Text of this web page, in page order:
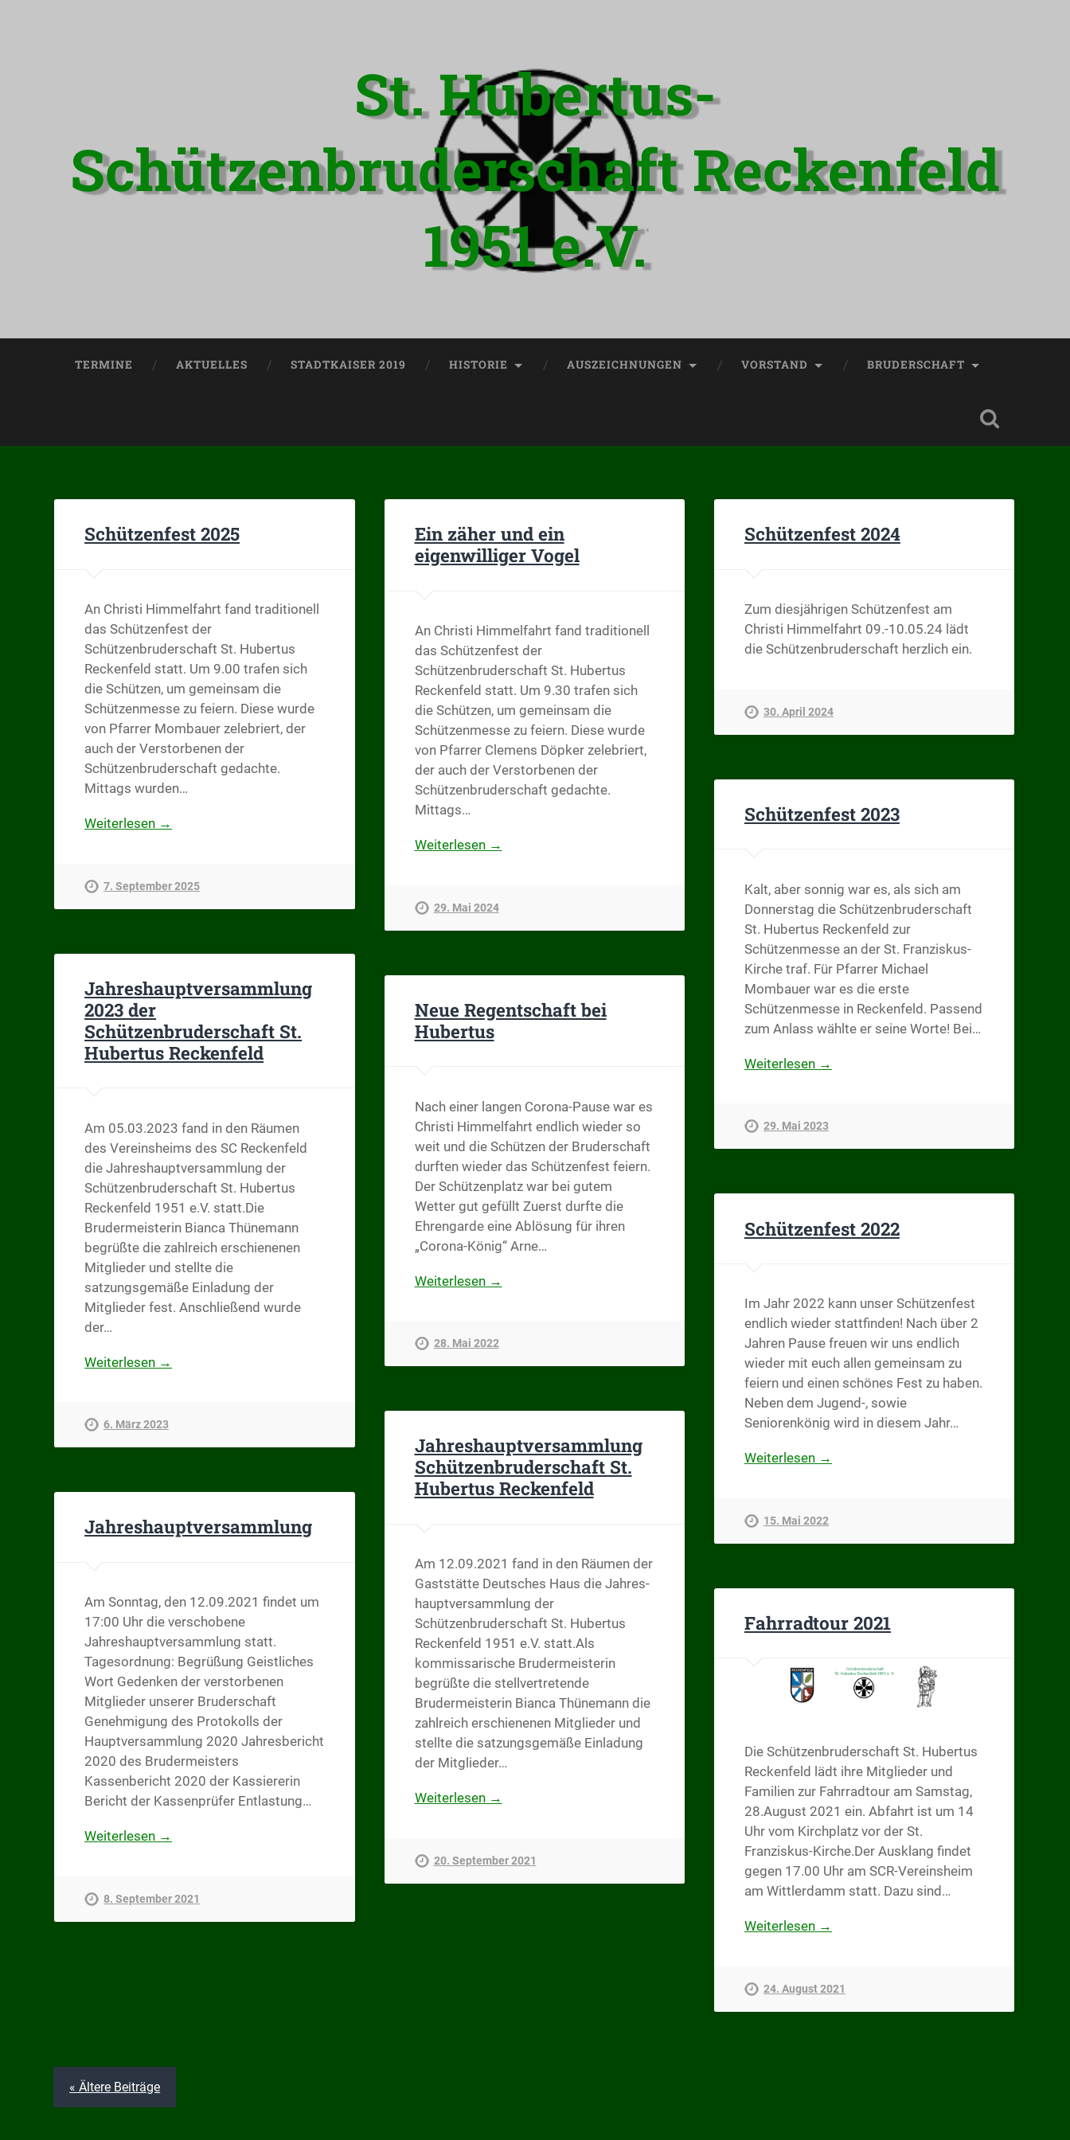
St. Hubertus-
Schützenbruderschaft Reckenfeld
1951 e.V.
TERMINE AKTUELLES STADTKAISER 2019 HISTORIE AUSZEICHNUNGEN VORSTAND BRUDERSCHAFT
Schützenfest 2025
An Christi Himmelfahrt fand traditionell
das Schützenfest der
Schützenbruderschaft St. Hubertus
Reckenfeld statt. Um 9.00 trafen sich
die Schützen, um gemeinsam die
Schützenmesse zu feiern. Diese wurde
von Pfarrer Mombauer zelebriert, der
auch der Verstorbenen der
Schützenbruderschaft gedachte.
Mittags wurden…
Weiterlesen →
7. September 2025
Ein zäher und ein
eigenwilliger Vogel
An Christi Himmelfahrt fand traditionell
das Schützenfest der
Schützenbruderschaft St. Hubertus
Reckenfeld statt. Um 9.30 trafen sich
die Schützen, um gemeinsam die
Schützenmesse zu feiern. Diese wurde
von Pfarrer Clemens Döpker zelebriert,
der auch der Verstorbenen der
Schützenbruderschaft gedachte.
Mittags…
Weiterlesen →
29. Mai 2024
Schützenfest 2024
Zum diesjährigen Schützenfest am
Christi Himmelfahrt 09.-10.05.24 lädt
die Schützenbruderschaft herzlich ein.
30. April 2024
Schützenfest 2023
Kalt, aber sonnig war es, als sich am
Donnerstag die Schützenbruderschaft
St. Hubertus Reckenfeld zur
Schützenmesse an der St. Franziskus-
Kirche traf. Für Pfarrer Michael
Mombauer war es die erste
Schützenmesse in Reckenfeld. Passend
zum Anlass wählte er seine Worte! Bei…
Weiterlesen →
29. Mai 2023
Jahreshauptversammlung
2023 der
Schützenbruderschaft St.
Hubertus Reckenfeld
Am 05.03.2023 fand in den Räumen
des Vereinsheims des SC Reckenfeld
die Jahreshauptversammlung der
Schützenbruderschaft St. Hubertus
Reckenfeld 1951 e.V. statt.Die
Brudermeisterin Bianca Thünemann
begrüßte die zahlreich erschienenen
Mitglieder und stellte die
satzungsgemäße Einladung der
Mitglieder fest. Anschließend wurde
der…
Weiterlesen →
6. März 2023
Neue Regentschaft bei
Hubertus
Nach einer langen Corona-Pause war es
Christi Himmelfahrt endlich wieder so
weit und die Schützen der Bruderschaft
durften wieder das Schützenfest feiern.
Der Schützenplatz war bei gutem
Wetter gut gefüllt Zuerst durfte die
Ehrengarde eine Ablösung für ihren
„Corona-König“ Arne…
Weiterlesen →
28. Mai 2022
Schützenfest 2022
Im Jahr 2022 kann unser Schützenfest
endlich wieder stattfinden! Nach über 2
Jahren Pause freuen wir uns endlich
wieder mit euch allen gemeinsam zu
feiern und einen schönes Fest zu haben.
Neben dem Jugend-, sowie
Seniorenkönig wird in diesem Jahr…
Weiterlesen →
15. Mai 2022
Jahreshauptversammlung
Schützenbruderschaft St.
Hubertus Reckenfeld
Am 12.09.2021 fand in den Räumen der
Gaststätte Deutsches Haus die Jahres-
hauptversammlung der
Schützenbruderschaft St. Hubertus
Reckenfeld 1951 e.V. statt.Als
kommissarische Brudermeisterin
begrüßte die stellvertretende
Brudermeisterin Bianca Thünemann die
zahlreich erschienenen Mitglieder und
stellte die satzungsgemäße Einladung
der Mitglieder…
Weiterlesen →
20. September 2021
Jahreshauptversammlung
Am Sonntag, den 12.09.2021 findet um
17:00 Uhr die verschobene
Jahreshauptversammlung statt.
Tagesordnung: Begrüßung Geistliches
Wort Gedenken der verstorbenen
Mitglieder unserer Bruderschaft
Genehmigung des Protokolls der
Hauptversammlung 2020 Jahresbericht
2020 des Brudermeisters
Kassenbericht 2020 der Kassiererin
Bericht der Kassenprüfer Entlastung…
Weiterlesen →
8. September 2021
Fahrradtour 2021
Die Schützenbruderschaft St. Hubertus
Reckenfeld lädt ihre Mitglieder und
Familien zur Fahrradtour am Samstag,
28.August 2021 ein. Abfahrt ist um 14
Uhr vom Kirchplatz vor der St.
Franziskus-Kirche.Der Ausklang findet
gegen 17.00 Uhr am SCR-Vereinsheim
am Wittlerdamm statt. Dazu sind…
Weiterlesen →
24. August 2021
« Ältere Beiträge